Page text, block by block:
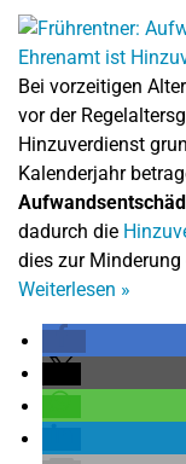
Bei vorzeitigen
vor der
Hinzuverdienst
Kalenderjahr
dadurch die
dies zur Minderung
Weiterlesen »